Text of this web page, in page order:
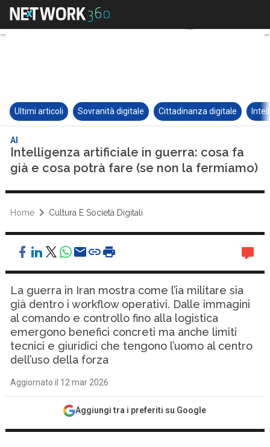
Ultimi articoli Sovranità digitale Cittadinanza digitale
AI
Intelligenza artificiale in guerra: cosa fa
già e cosa potrà fare (se non la fermiamo)
Home Cultura E Società Digitali
La guerra in Iran mostra come l’ia militare sia
già dentro i workflow operativi. Dalle immagini
al comando e controllo fino alla logistica
emergono benefici concreti ma anche limiti
tecnici e giuridici che tengono l’uomo al centro
dell’uso della forza
Aggiornato il 12 mar 2026
Aggiungi tra i preferiti su Google